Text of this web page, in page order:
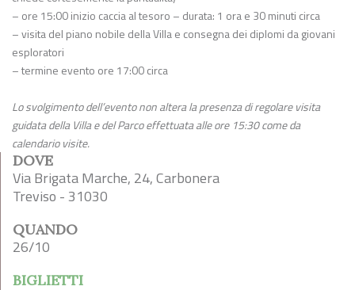
– ore 15:00 inizio caccia al tesoro – durata: 1 ora e 30 minuti circa
– visita del piano nobile della Villa e consegna dei diplomi da giovani
esploratori
– termine evento ore 17:00 circa
Lo svolgimento dell’evento non altera la presenza di regolare visita
guidata della Villa e del Parco effettuata alle ore 15:30 come da
calendario visite.
DOVE
Via Brigata Marche, 24, Carbonera
Treviso - 31030
QUANDO
26/10
BIGLIETTI